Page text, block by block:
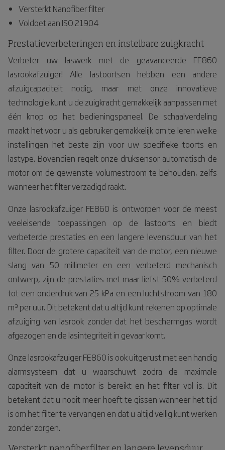
Versterkt Nanofiber filter
Voldoet aan ISO 21904
Prestatieverbeteringen en instelbare zuigkracht
Verbeter uw laswerk met de geavanceerde FE860
lasrookafzuiger! Alle lastoortsen hebben een andere
afzuigcapaciteit nodig, maar met onze innovatieve
technologie kunt u de zuigkracht gemakkelijk aanpassen met
één knop op het bedieningspaneel. De schaalverdeling
maakt het voor u als gebruiker gemakkelijk om te leren welke
instellingen het beste zijn voor uw specifieke toorts en
lastype. Bovendien regelt onze druksensor automatisch de
motor om de gewenste volumestroom te behouden, zelfs
wanneer het filter verzadigd raakt.
Onze lasrookafzuiger FE860 is ontworpen voor de meest
veeleisende toepassingen op de lastoorts en biedt
verbeterde prestaties en een langere levensduur van het
filter. Door de grotere capaciteit van de motor, een nieuwe
slang van 50 millimeter en een verbeterd mechanisch
ontwerp, zijn de prestaties met maar liefst 50% verbeterd
tot een onderdruk van 25 kPa en een luchtstroom van 180
m³ per uur. Dit betekent dat u altijd kunt rekenen op optimale
afzuiging van lasrook zonder dat het beschermgas wordt
afgezogen en de lasintegriteit in gevaar komt.
Onze lasrookafzuiger FE860 is ook uitgerust met een handig
alarmsysteem dat u waarschuwt zodra de maximale
capaciteit van de motor is bereikt en het filter vol is. Dit
betekent dat u nooit meer hoeft te gissen wanneer het tijd
is om het filter te vervangen en dat u altijd veilig kunt werken
zonder zorgen.